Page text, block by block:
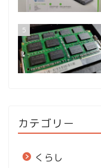
5
カテゴリー
くらし